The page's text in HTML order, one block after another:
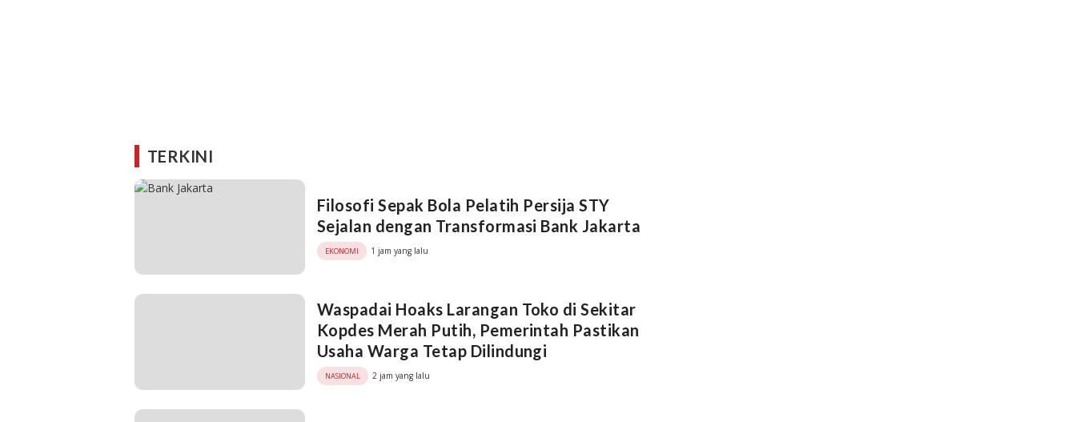
TERKINI
Filosofi Sepak Bola Pelatih Persija STY
Sejalan dengan Transformasi Bank Jakarta
EKONOMI 1 jam yang lalu
Waspadai Hoaks Larangan Toko di Sekitar
Kopdes Merah Putih, Pemerintah Pastikan
Usaha Warga Tetap Dilindungi
NASIONAL 2 jam yang lalu